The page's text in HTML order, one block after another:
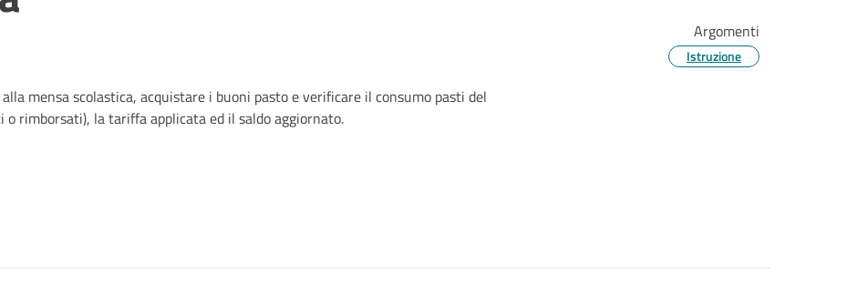
mensa scolastica, acquistare i buoni pasto e verificare il consumo pasti del
rimborsati), la tariffa applicata ed il saldo aggiornato.
Argomenti
Istruzione